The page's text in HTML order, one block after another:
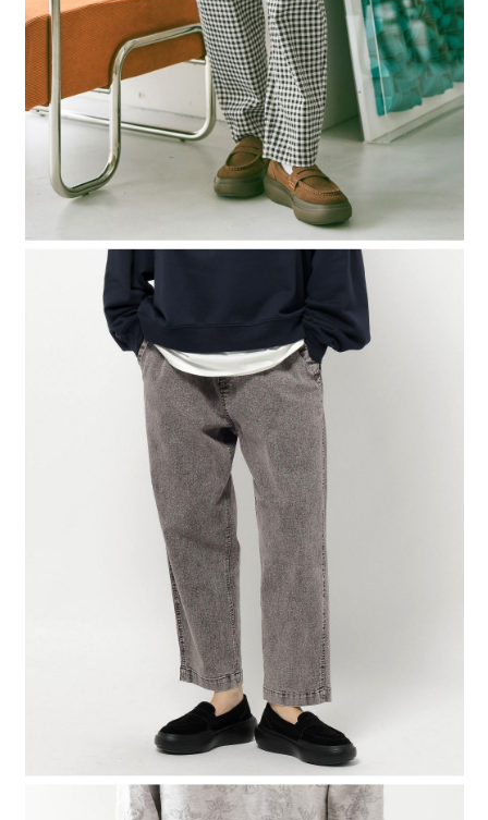
【注意事項】
１．透過由恩沛科技股份有限公司提供之「AFTEE先享後付」服務完成之交
易，需依本服務之必要範圍內提供個人資料，並將交易相關給付款項請求債
權轉讓予恩沛科技股份有限公司。
２．關於個人資料處理事宜，請瀏覽以下網址：https://aftee.tw/terms/#terms3
３．未成年的使用者請事先徵得法定代理人或監護人之同意方可使用
「AFTEE先享後付」，若未經同意申辦者引起之損失，本公司不負相關責
４．使用「AFTEE先享後付」時，將依據個別帳號之用戶狀況，依本公司即
時審查核予不同之上限額度；若仍有額度不足之情形，本公司將視審查結果
請求用戶進行身份認證。
５．嚴禁一人註冊多個帳號或使用他人資訊註冊。若發現惡意使用之情形，
恩沛科技股份有限公司將有權停止該用戶之使用額度並採取法律行動。